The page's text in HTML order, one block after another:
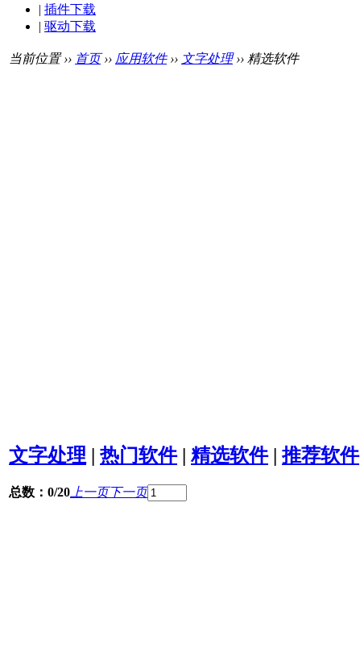
| 插件下载
| 驱动下载
当前位置 ›› 首页›› 应用软件›› 文字处理›› 精选软件
文字处理 | 热门软件| 精选软件| 推荐软件
总数：0/20 上一页下一页